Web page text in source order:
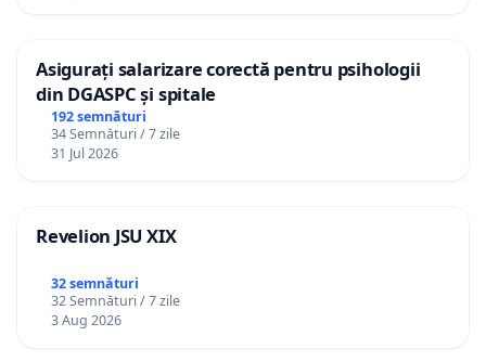
Asigurați salarizare corectă pentru psihologii
din DGASPC și spitale
192 semnături
34 Semnături / 7 zile
31 Jul 2026
Revelion JSU XIX
32 semnături
32 Semnături / 7 zile
3 Aug 2026